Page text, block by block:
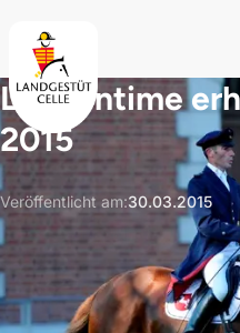
Londontime
2015
Veröffentlicht am:30.03.2015